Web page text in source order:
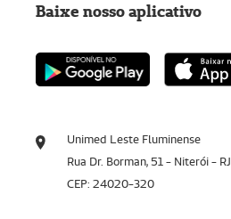
Unimed Leste Fluminense
Rua Dr. Borman, 51 - Niterói - RJ
CEP: 24020-320
Baixe nosso aplicativo